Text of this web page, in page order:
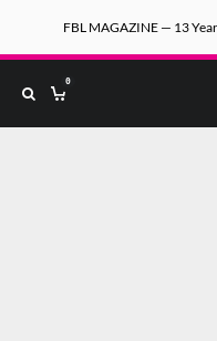
FBL MAGAZINE — 13
0